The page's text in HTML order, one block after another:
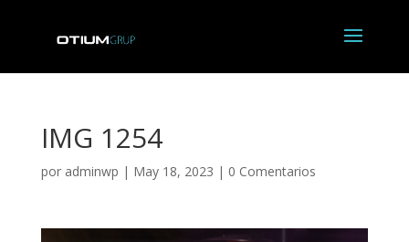
IMG 1254
por adminwp | May 18, 2023 | 0 Comentarios